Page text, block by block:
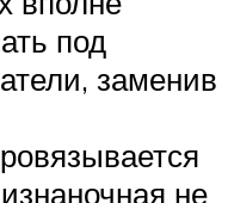
под
заменив
не